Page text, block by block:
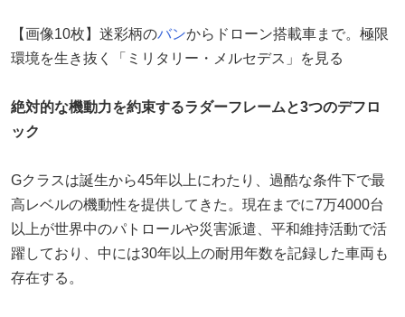
【画像10枚】迷彩柄のバンからドローン搭載車まで。極限
環境を生き抜く「ミリタリー・メルセデス」を見る
絶対的な機動力を約束するラダーフレームと3つのデフロ
ック
Gクラスは誕生から45年以上にわたり、過酷な条件下で最
高レベルの機動性を提供してきた。現在までに7万4000台
以上が世界中のパトロールや災害派遣、平和維持活動で活
躍しており、中には30年以上の耐用年数を記録した車両も
存在する。